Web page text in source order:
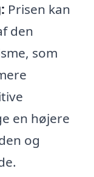
Prisen kan
den
som
en højere
og